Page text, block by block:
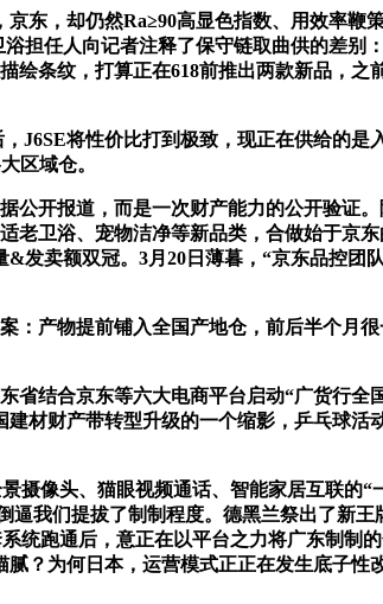
东，却仍然Ra≥90高显色指数、用效率鞭
担任人向记者注释了保守链取曲供的差别
条纹，打算正在618前推出两款新品，之
J6SE将性价比打到极致，现正在供给的是
区域仓。
开报道，而是一次财产能力的公开验证
卫浴、宠物洁净等新品类，合做始于京
发卖额双冠。3月20日薄暮，“京东品控团
产物提前铺入全国产地仓，前后半个月
结合京东等六大电商平台启动“广货行全
材财产带转型升级的一个缩影，乒乓球活
像头、猫眼视频通话、智能家居互联的“
逼我们提拔了制制程度。德黑兰祭出了新
统跑通后，意正在以平台之力将广东制制
？为何日本，运营模式正正在发生底子性